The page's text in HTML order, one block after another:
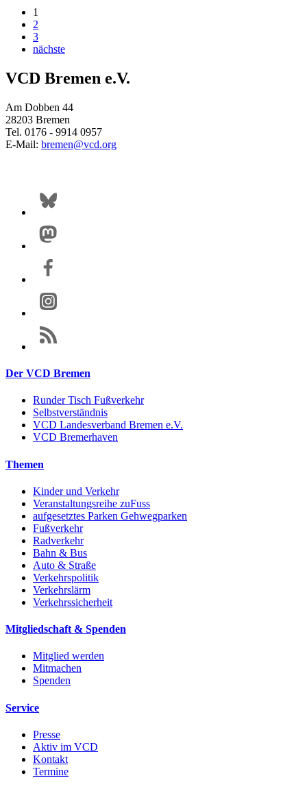
1
2
3
nächste
VCD Bremen e.V.
Am Dobben 44
28203 Bremen
Tel. 0176 - 9914 0957
E-Mail: bremen@vcd.org
Der VCD Bremen
Runder Tisch Fußverkehr
Selbstverständnis
VCD Landesverband Bremen e.V.
VCD Bremerhaven
Themen
Kinder und Verkehr
Veranstaltungsreihe zuFuss
aufgesetztes Parken Gehwegparken
Fußverkehr
Radverkehr
Bahn & Bus
Auto & Straße
Verkehrspolitik
Verkehrslärm
Verkehrssicherheit
Mitgliedschaft & Spenden
Mitglied werden
Mitmachen
Spenden
Service
Presse
Aktiv im VCD
Kontakt
Termine